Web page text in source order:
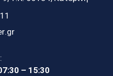
– 15:30